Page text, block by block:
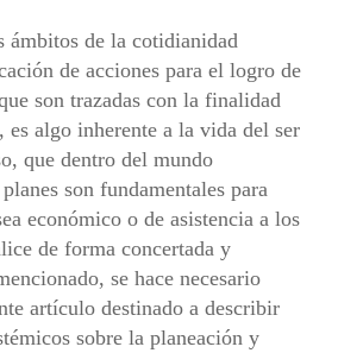
ámbitos de la cotidianidad
de acciones para el logro de
son trazadas con la finalidad
es algo inherente a la vida del ser
que dentro del mundo
son fundamentales para
económico o de asistencia a los
de forma concertada y
se hace necesario
artículo destinado a describir
sobre la planeación y